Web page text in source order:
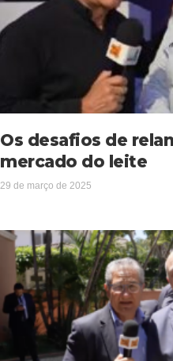
Os desafios de
mercado do leite
29 de março de 2025